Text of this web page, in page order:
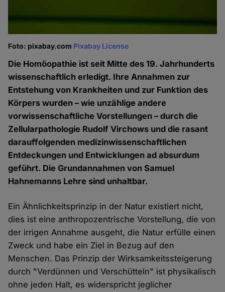
Foto: pixabay.com Pixabay License
Die Homöopathie ist seit Mitte des 19. Jahrhunderts
wissenschaftlich erledigt. Ihre Annahmen zur
Entstehung von Krankheiten und zur Funktion des
Körpers wurden – wie unzählige andere
vorwissenschaftliche Vorstellungen – durch die
Zellularpathologie Rudolf Virchows und die rasant
darauffolgenden medizinwissenschaftlichen
Entdeckungen und Entwicklungen ad absurdum
geführt. Die Grundannahmen von Samuel
Hahnemanns Lehre sind unhaltbar.
Ein Ähnlichkeitsprinzip in der Natur existiert nicht,
dies ist eine anthropozentrische Vorstellung, die von
der irrigen Annahme ausgeht, die Natur erfülle einen
Zweck und habe ein Ziel in Bezug auf den
Menschen. Das Prinzip der Wirksamkeitssteigerung
durch "Verdünnen und Verschütteln" ist physikalisch
ohne jeden Halt, es widerspricht jeglicher